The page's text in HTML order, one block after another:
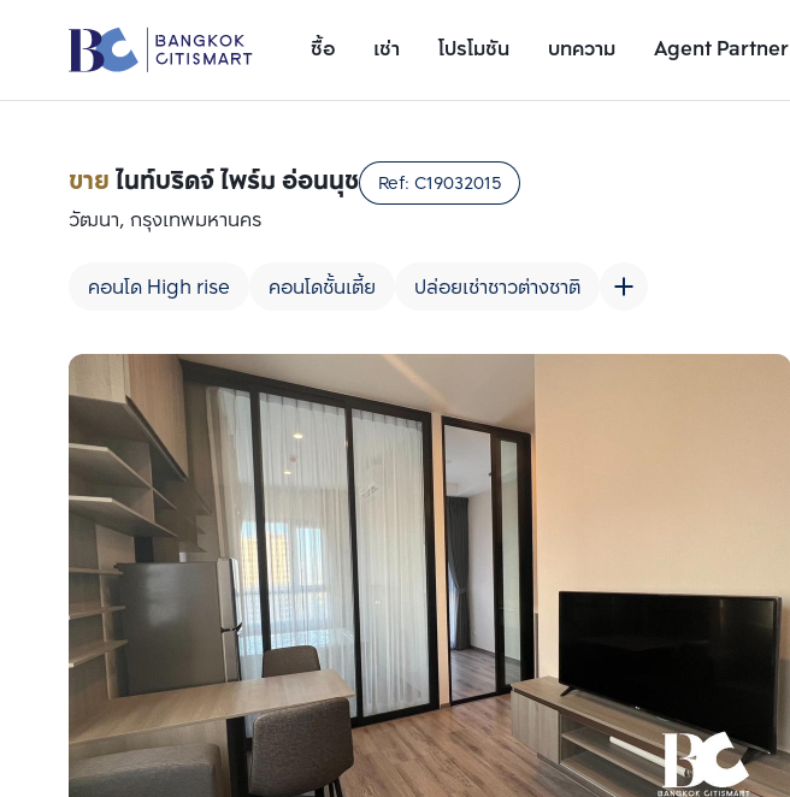
ซื้อ เช่า โปรโมชัน บทความ Agent Partner
รายละเอียดยูนิต
ขายไนท์บริดจ์ ไพร์ม อ่อนนุช Ref: C19032015
วัฒนา, กรุงเทพมหานคร
คอนโด High rise คอนโดชั้นเตี้ย ปล่อยเช่าชาวต่างชาติ
เพิ่มยูนิตเปรียบเทียบ
รายการที่ 1